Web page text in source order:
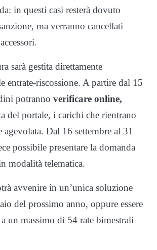
in questi casi resterà dovuto
ma verranno cancellati
sarà gestita direttamente
entrate-riscossione. A partire dal 15
potranno verificare online,
del portale, i carichi che rientrano
Dal 16 settembre al 31
possibile presentare la domanda
modalità telematica.
avvenire in un’unica soluzione
del prossimo anno, oppure essere
un massimo di 54 rate bimestrali